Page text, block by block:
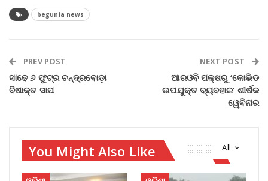
begunia news
PREV POST
ସାଢେ ୬ ଫୁଟ୍‌ର ଚନ୍ଦ୍ରବୋଡ଼ା
ବିଷାକ୍ତ ସାପ
NEXT POST
ଆରଓବି ପକ୍ଷରୁ ‘କୋଭିଡ
ଉପଯୁକ୍ତ ବ୍ୟବହାର’ ଶୀର୍ଷକ
ୱେବିନାର
All
You Might Also Like